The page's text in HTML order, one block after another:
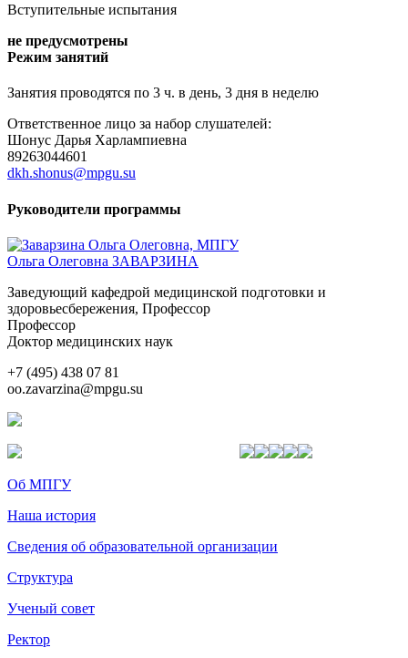
Вступительные испытания
не предусмотрены
Режим занятий
Занятия проводятся по 3 ч. в день, 3 дня в неделю
Ответственное лицо за набор слушателей:
Шонус Дарья Харлампиевна
89263044601
dkh.shonus@mpgu.su
Руководители программы
Ольга Олеговна ЗАВАРЗИНА
Заведующий кафедрой медицинской подготовки и
здоровьесбережения, Профессор
Профессор
Доктор медицинских наук
+7 (495) 438 07 81
oo.zavarzina@mpgu.su
Об МПГУ
Наша история
Сведения об образовательной организации
Структура
Ученый совет
Ректор